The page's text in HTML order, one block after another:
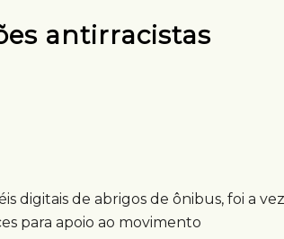
antirracistas
digitais de abrigos de ônibus, foi a vez
para apoio ao movimento